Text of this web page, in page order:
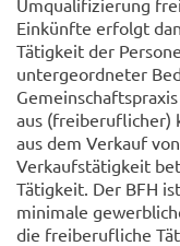
Einkünfte erfolgt
Tätigkeit der
untergeordneter
aus (freiberuflicher)
aus dem Verkauf
Verkaufstätigkeit
Tätigkeit. Der BFH
minimale
die freiberufliche